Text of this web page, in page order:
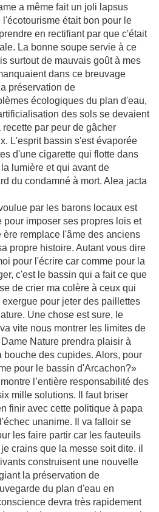
a même fait un joli lapsus
était bon pour le
en rectifiant par que c'était
La bonne soupe servie à ce
surtout de mauvais goût à mes
dans ce breuvage
préservation de
écologiques du plan d'eau,
des sols se devaient
par peur de gâcher
L'esprit bassin s'est évaporée
d'une cigarette qui flotte dans
lumière et qui avant de
du condamné à mort. Alea jacta
par les barons locaux est
imposer ses propres lois et
ère remplace l'âme des anciens
propre histoire. Autant vous dire
pour l'écrire car comme pour la
c'est le bassin qui a fait ce que
de crier ma colère à ceux qui
pour jeter des paillettes
Une chose est sure, le
vite nous montrer les limites de
Nature prendra plaisir à
bouche des cupides. Alors, pour
pour le bassin d'Arcachon?»
l’entière responsabilité des
mille solutions. Il faut briser
finir avec cette politique à papa
unanime. Il va falloir se
les faire partir car les fauteuils
crains que la messe soit dite. il
construisent une nouvelle
la préservation de
du plan d'eau en
devra très rapidement